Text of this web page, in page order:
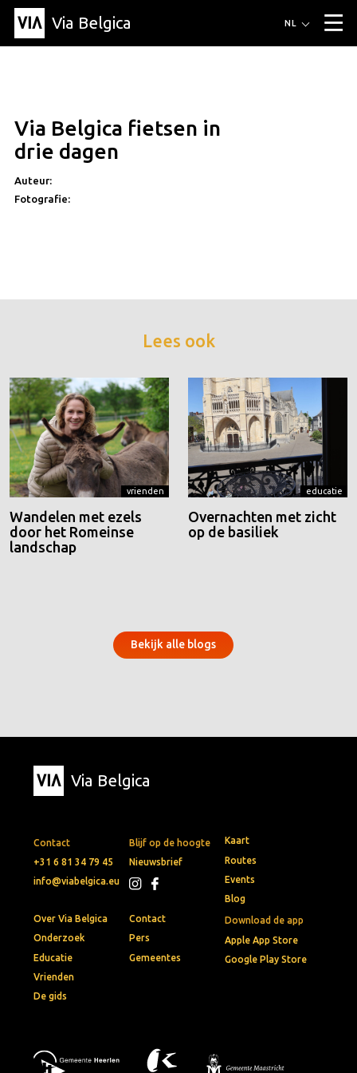
Via Belgica ▼
Artikel
Educatie
Recept
Vrienden
Over Via Belgica
NL
Via Belgica fietsen in
drie dagen
Auteur:
Fotografie:
Lees ook
vrienden
Wandelen met ezels
door het Romeinse
landschap
educatie
Overnachten met zicht
op de basiliek
Bekijk alle blogs
Via Belgica
Contact
+31 6 81 34 79 45
info@viabelgica.eu
Blijf op de hoogte
Nieuwsbrief
Download de app
Apple App Store
Google Play Store
Kaart
Routes
Events
Blog
Over Via Belgica
Onderzoek
Educatie
Vrienden
De gids
Contact
Pers
Gemeentes